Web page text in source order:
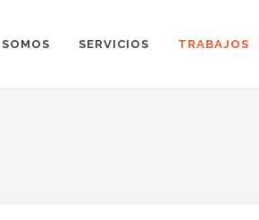
SERVICIOS TRABAJOS